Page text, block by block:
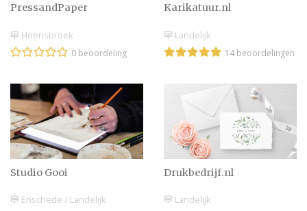
PressandPaper
Hoensbroek
0 beoordeling
Karikatuur.nl
Landelijk
14 beoordelingen
Studio Gooi
Enschede / Landelijk
Drukbedrijf.nl
Landelijk